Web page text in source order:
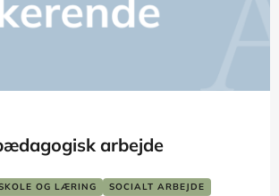
arbejde
OG LÆRING SOCIALT ARBEJDE